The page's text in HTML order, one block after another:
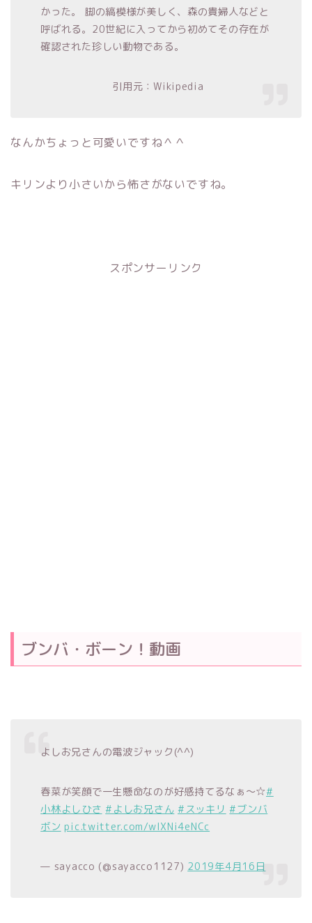
かった。 脚の縞模様が美しく、森の貴婦人などと
呼ばれる。20世紀に入ってから初めてその存在が
確認された珍しい動物である。
引用元：Wikipedia
なんかちょっと可愛いですね＾＾
キリンより小さいから怖さがないですね。
スポンサーリンク
ブンバ・ボーン！動画
よしお兄さんの電波ジャック(^^)
春菜が笑顔で一生懸命なのが好感持てるなぁ〜☆#
小林よしひさ #よしお兄さん #スッキリ #ブンバ
ボン pic.twitter.com/wIXNi4eNCc
— sayacco (@sayacco1127) 2019年4月16日